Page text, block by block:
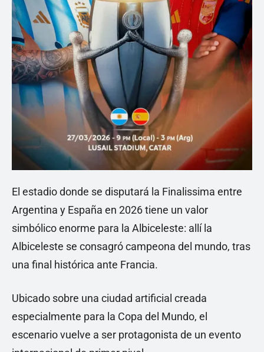
El estadio donde se disputará la Finalissima entre
Argentina y España en 2026 tiene un valor
simbólico enorme para la Albiceleste: allí la
Albiceleste se consagró campeona del mundo, tras
una final histórica ante Francia.
Ubicado sobre una ciudad artificial creada
especialmente para la Copa del Mundo, el
escenario vuelve a ser protagonista de un evento